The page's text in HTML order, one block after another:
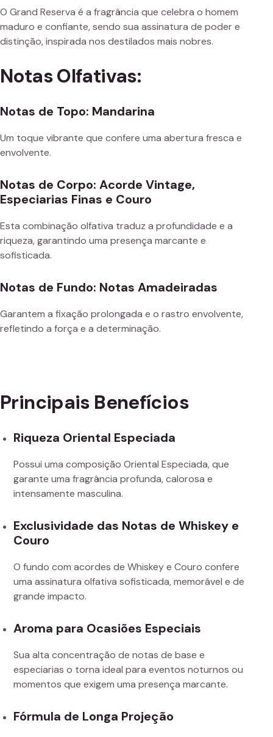
O Grand Reserva é a fragrância que celebra o homem
maduro e confiante, sendo sua assinatura de poder e
distinção, inspirada nos destilados mais nobres.
Notas Olfativas:
Notas de Topo: Mandarina
Um toque vibrante que confere uma abertura fresca e
envolvente.
Notas de Corpo: Acorde Vintage,
Especiarias Finas e Couro
Esta combinação olfativa traduz a profundidade e a
riqueza, garantindo uma presença marcante e
sofisticada.
Notas de Fundo: Notas Amadeiradas
Garantem a fixação prolongada e o rastro envolvente,
refletindo a força e a determinação.
Principais Benefícios
Riqueza Oriental Especiada
Possui uma composição Oriental Especiada, que
garante uma fragrância profunda, calorosa e
intensamente masculina.
Exclusividade das Notas de Whiskey e
Couro
O fundo com acordes de Whiskey e Couro confere
uma assinatura olfativa sofisticada, memorável e de
grande impacto.
Aroma para Ocasiões Especiais
Sua alta concentração de notas de base e
especiarias o torna ideal para eventos noturnos ou
momentos que exigem uma presença marcante.
Fórmula de Longa Projeção